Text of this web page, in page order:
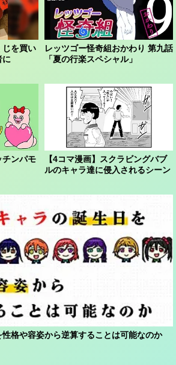
じを買い
に
レッツゴー怪奇組おかわり 第九話
「夏の行楽スペシャル」
チンパモ
【4コマ漫画】スクラビングバブ
ルのキャラ達に侵入されるシーン
格や容姿から逆算することは可能なのか